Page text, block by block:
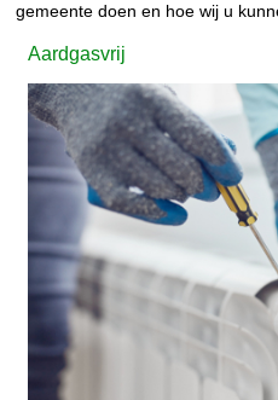
gemeente doen en hoe wij u
Aardgasvrij